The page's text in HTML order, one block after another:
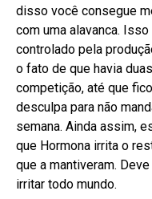
disso você consegue
com uma alavanca.
controlado pela
o fato de que havia
competição, até que
desculpa para não
semana. Ainda assim,
que Hormona irrita o
que a mantiveram.
irritar todo mundo.